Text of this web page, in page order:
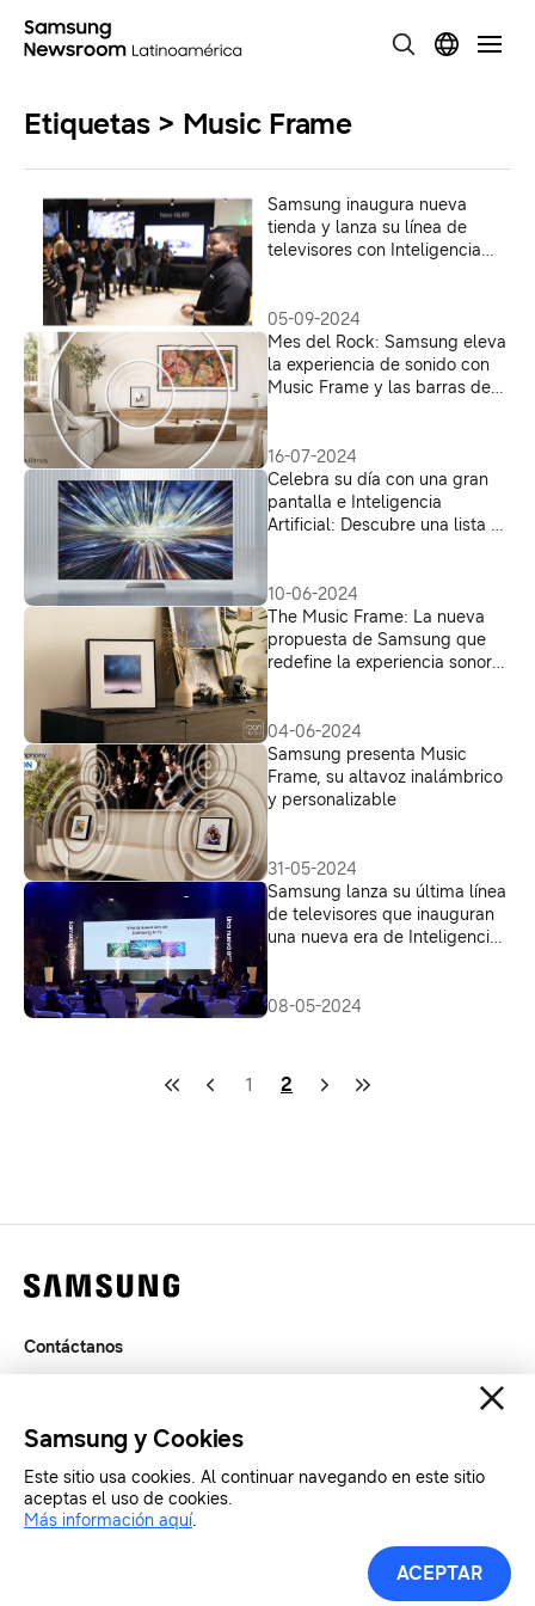
Etiquetas > Music Frame
Samsung inaugura nueva
tienda y lanza su línea de
televisores con Inteligencia
05-09-2024
Mes del Rock: Samsung eleva
la experiencia de sonido con
Music Frame y las barras de
16-07-2024
Celebra su día con una gran
pantalla e Inteligencia
Artificial: Descubre una lista de
10-06-2024
The Music Frame: La nueva
propuesta de Samsung que
redefine la experiencia sonora
04-06-2024
Samsung presenta Music
Frame, su altavoz inalámbrico
y personalizable
31-05-2024
Samsung lanza su última línea
de televisores que inauguran
una nueva era de Inteligencia
08-05-2024
1 2
Herramientas de Prensa
Contáctanos
SAMSUNG.COM
Copyright© SAMSUNG All Rights Reserved.
Samsung y Cookies
Este sitio usa cookies. Al continuar navegando en este sitio
aceptas el uso de cookies.
Más información aquí.
ACEPTAR